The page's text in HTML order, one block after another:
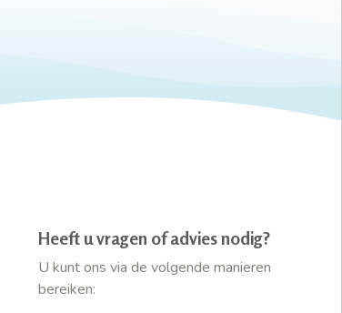
Heeft u vragen of advies nodig?
U kunt ons via de volgende manieren
bereiken: